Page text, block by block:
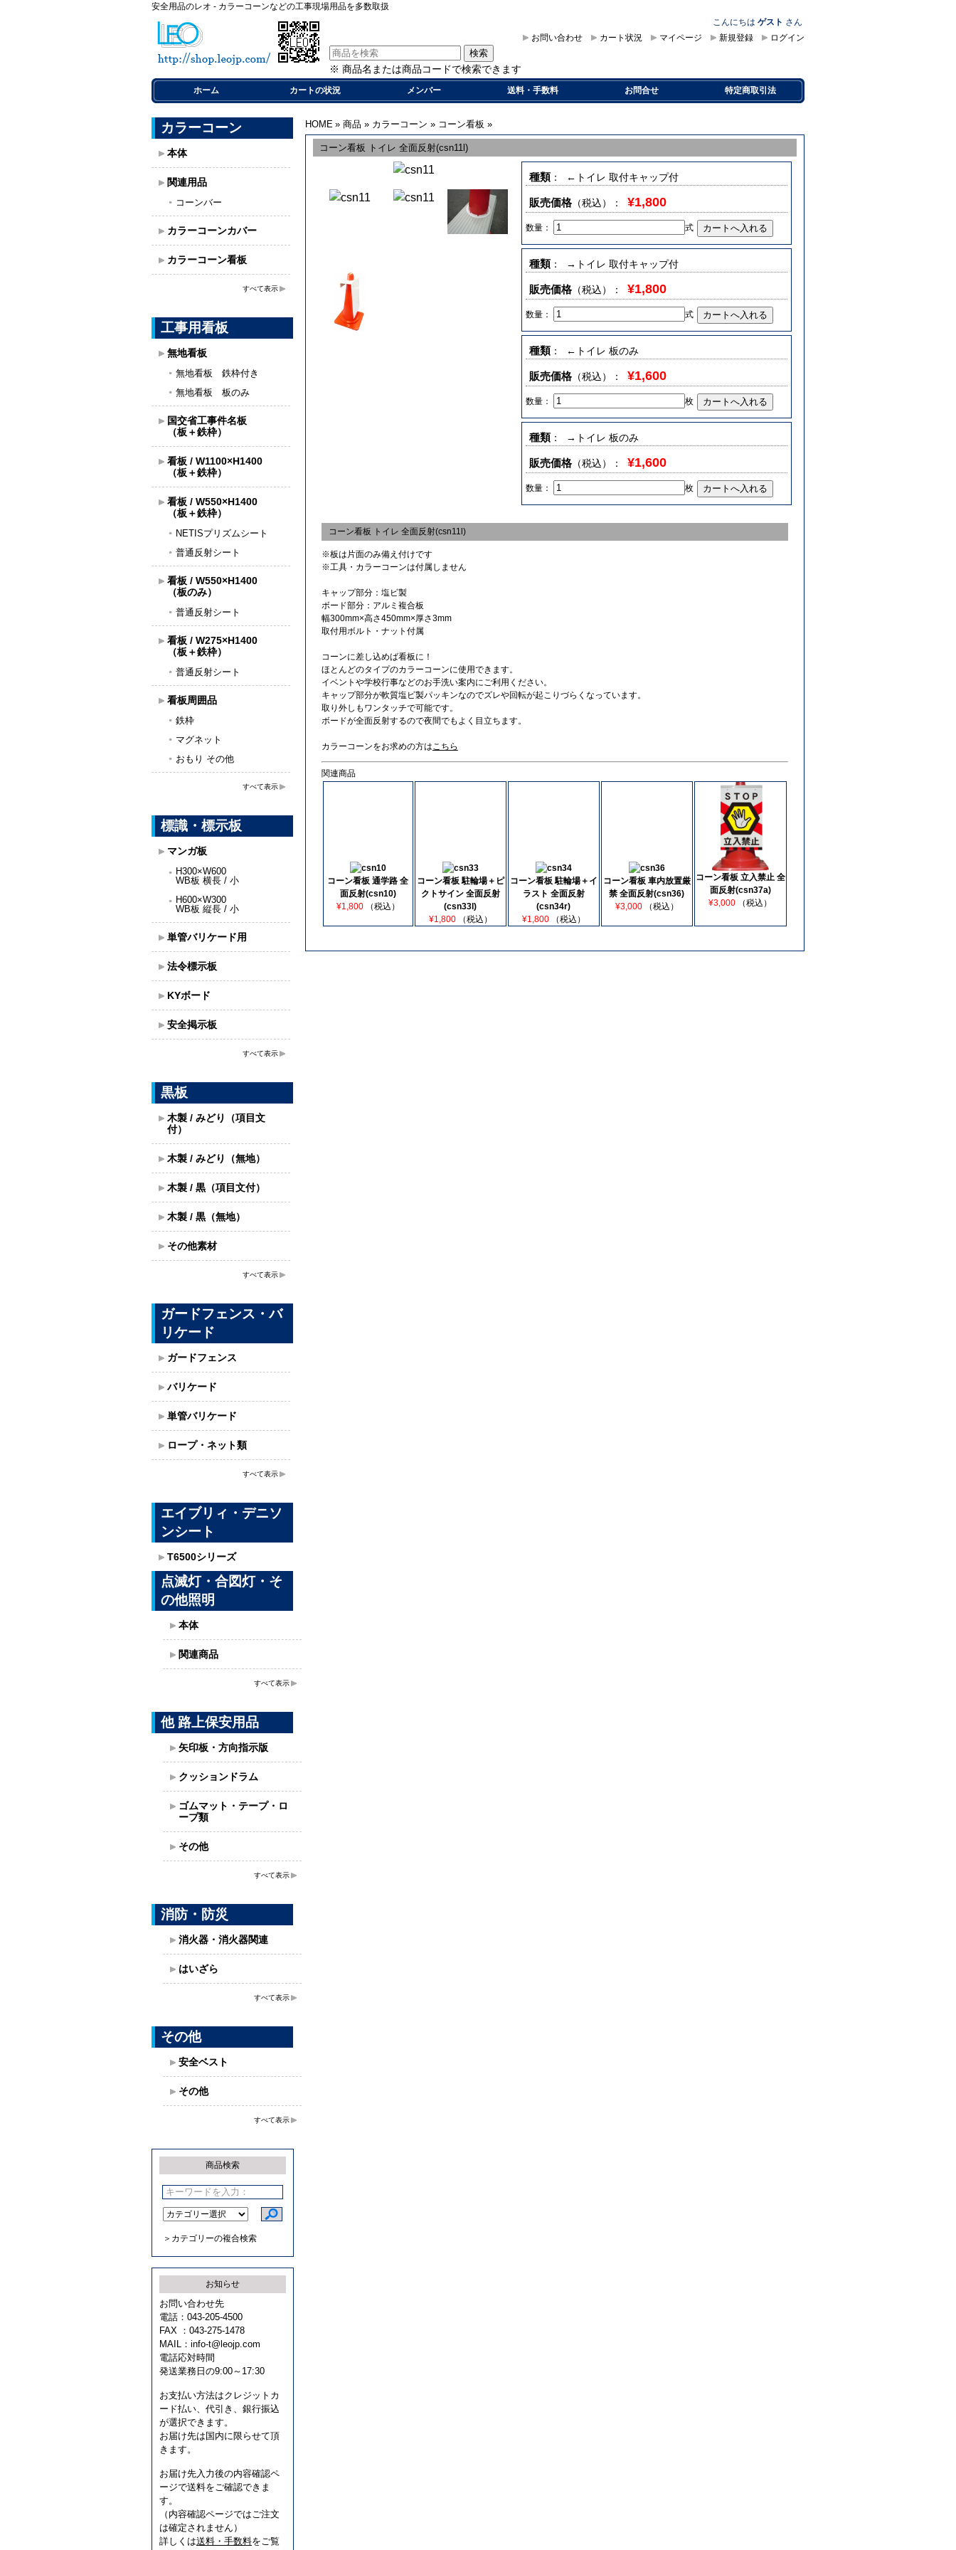
安全用品のレオ - カラーコーンなどの工事現場用品を多数取扱
こんにちは ゲスト さん
ログイン
新規登録
マイページ
カート状況
お問い合わせ
※ 商品名または商品コードで検索できます
ホーム カートの状況 メンバー 送料・手数料 お問合せ 特定商取引法
カラーコーン
本体
関連用品
コーンバー
カラーコーンカバー
カラーコーン看板
すべて表示
工事用看板
無地看板
無地看板 鉄枠付き
無地看板 板のみ
国交省工事件名板
（板＋鉄枠）
看板 / W1100×H1400
（板＋鉄枠）
看板 / W550×H1400
（板＋鉄枠）
NETISプリズムシート
普通反射シート
看板 / W550×H1400
（板のみ）
普通反射シート
看板 / W275×H1400
（板＋鉄枠）
普通反射シート
看板周囲品
鉄枠
マグネット
おもり その他
すべて表示
標識・標示板
マンガ板
H300×W600
WB板 横長 / 小
H600×W300
WB板 縦長 / 小
単管バリケード用
法令標示板
KYボード
安全掲示板
すべて表示
黒板
木製 / みどり（項目文
付）
木製 / みどり（無地）
木製 / 黒（項目文付）
木製 / 黒（無地）
その他素材
すべて表示
ガードフェンス・バ
リケード
ガードフェンス
バリケード
単管バリケード
ロープ・ネット類
すべて表示
エイブリィ・デニソ
ンシート
T6500シリーズ
点滅灯・合図灯・そ
の他照明
本体
関連商品
すべて表示
他 路上保安用品
矢印板・方向指示版
クッションドラム
ゴムマット・テープ・ロ
ープ類
その他
すべて表示
消防・防災
消火器・消火器関連
はいざら
すべて表示
その他
安全ベスト
その他
すべて表示
商品検索
＞カテゴリーの複合検索
お知らせ
お問い合わせ先
電話：043-205-4500
FAX ：043-275-1478
MAIL： info-t@leojp.com
電話応対時間
発送業務日の9:00～17:30
お支払い方法はクレジットカ
ード払い、代引き、銀行振込
が選択できます。
お届け先は国内に限らせて頂
きます。
お届け先入力後の内容確認ペ
ージで送料をご確認できま
す。
（内容確認ページではご注文
は確定されません）
詳しくは送料・手数料をご覧
HOME » 商品 » カラーコーン » コーン看板 »
コーン看板 トイレ 全面反射(csn11l)
種類 ： ←トイレ 取付キャップ付
販売価格 （税込） ：¥1,800
数量： 式
種類 ： →トイレ 取付キャップ付
販売価格 （税込） ：¥1,800
数量： 式
種類 ： ←トイレ 板のみ
販売価格 （税込） ：¥1,600
数量： 枚
種類 ： →トイレ 板のみ
販売価格 （税込） ：¥1,600
数量： 枚
コーン看板 トイレ 全面反射(csn11l)
※板は片面のみ備え付けです
※工具・カラーコーンは付属しません
キャップ部分：塩ビ製
ボード部分：アルミ複合板
幅300mm×高さ450mm×厚さ3mm
取付用ボルト・ナット付属
コーンに差し込めば看板に！
ほとんどのタイプのカラーコーンに使用できます。
イベントや学校行事などのお手洗い案内にご利用ください。
キャップ部分が軟質塩ビ製パッキンなのでズレや回転が起こりづらくなっています。
取り外しもワンタッチで可能です。
ボードが全面反射するので夜間でもよく目立ちます。
カラーコーンをお求めの方はこちら
関連商品
コーン看板 通学路 全
面反射(csn10)
¥1,800
（税込）
コーン看板 駐輪場＋ピ
クトサイン 全面反射
(csn33l)
¥1,800
（税込）
コーン看板 駐輪場＋イ
ラスト 全面反射
(csn34r)
¥1,800
（税込）
コーン看板 車内放置厳
禁 全面反射(csn36)
¥3,000
（税込）
コーン看板 立入禁止 全
面反射(csn37a)
¥3,000
（税込）